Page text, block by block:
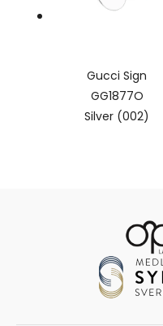
Gucci Sign
GG1877O
Silver (002)